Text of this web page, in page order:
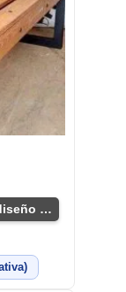
Banco resistente para patio de diseño industrial